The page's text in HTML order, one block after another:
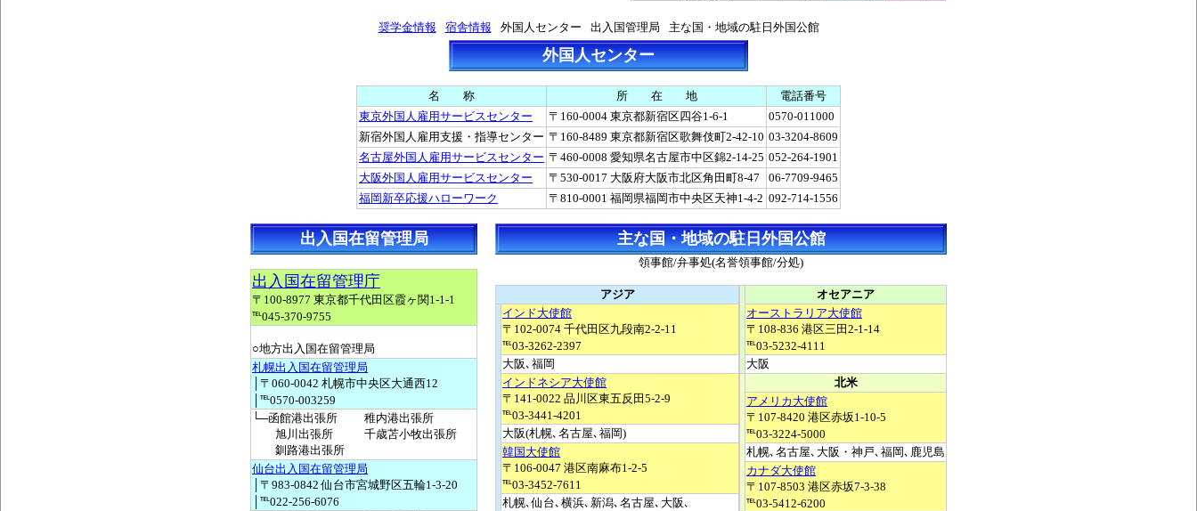
奨学金情報 宿舎情報 外国人センター 出入国管理局 主な国・地域の駐日外国公館
外国人センター
名 称 所 在 地
電話番号
東京外国人雇用サービスセンター
〒160-0004 東京都新宿区四谷1-6-1
0570-011000
新宿外国人雇用支援・指導センター 〒160-8489 東京都新宿区歌舞伎町2-42-10 03-3204-8609
名古屋外国人雇用サービスセンター 〒460-0008 愛知県名古屋市中区錦2-14-25 052-264-1901
大阪外国人雇用サービスセンター
〒530-0017 大阪府大阪市北区角田町8-47
06-7709-9465
福岡新卒応援ハローワーク
〒810-0001 福岡県福岡市中央区天神1-4-2 092-714-1556
出入国在留管理局
出入国在留管理庁
〒100-8977 東京都千代田区霞ヶ関1-1-1
℡045-370-9755
○地方出入国在留管理局
札幌出入国在留管理局
│〒060-0042 札幌市中央区大通西12
│℡0570-003259
└─函館港出張所
旭川出張所
釧路港出張所
稚内港出張所
千歳苫小牧出張所
仙台出入国在留管理局
│〒983-0842 仙台市宮城野区五輪1-3-20
│℡022-256-6076
主な国・地域の駐日外国公館
領事館/弁事処(名誉領事館/分処)
アジア
インド大使館
〒102-0074 千代田区九段南2-2-11
℡03-3262-2397
大阪､福岡
インドネシア大使館
〒141-0022 品川区東五反田5-2-9
℡03-3441-4201
大阪(札幌､名古屋､福岡)
韓国大使館
〒106-0047 港区南麻布1-2-5
℡03-3452-7611
札幌､仙台､横浜､新潟､名古屋､大阪､
オセアニア
オーストラリア大使館
〒108-836 港区三田2-1-14
℡03-5232-4111
大阪
北米
アメリカ大使館
〒107-8420 港区赤坂1-10-5
℡03-3224-5000
札幌､名古屋､大阪・神戸､福岡､鹿児島
カナダ大使館
〒107-8503 港区赤坂7-3-38
℡03-5412-6200